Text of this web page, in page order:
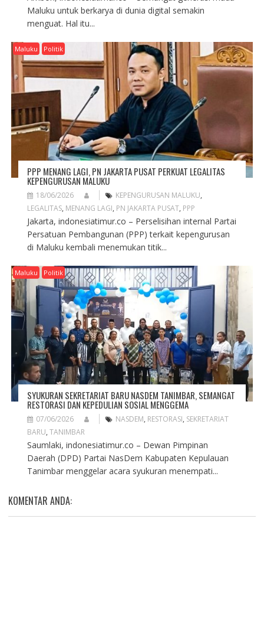
Maluku untuk berkarya di dunia digital semakin
menguat. Hal itu...
Maluku Politik
PPP MENANG LAGI, PN JAKARTA PUSAT PERKUAT LEGALITAS
KEPENGURUSAN MALUKU
18/06/2026 KEPENGURUSAN MALUKU,
LEGALITAS, MENANG LAGI, PN JAKARTA PUSAT, PPP
Jakarta, indonesiatimur.co – Perselisihan internal Partai
Persatuan Pembangunan (PPP) terkait kepengurusan
di Maluku kembali menemukan titik...
Maluku Politik
SYUKURAN SEKRETARIAT BARU NASDEM TANIMBAR, SEMANGAT
RESTORASI DAN KEPEDULIAN SOSIAL MENGGEMA
07/06/2026 NASDEM, RESTORASI, SEKRETARIAT
BARU, TANIMBAR
Saumlaki, indonesiatimur.co – Dewan Pimpinan
Daerah (DPD) Partai NasDem Kabupaten Kepulauan
Tanimbar menggelar acara syukuran menempati...
KOMENTAR ANDA: